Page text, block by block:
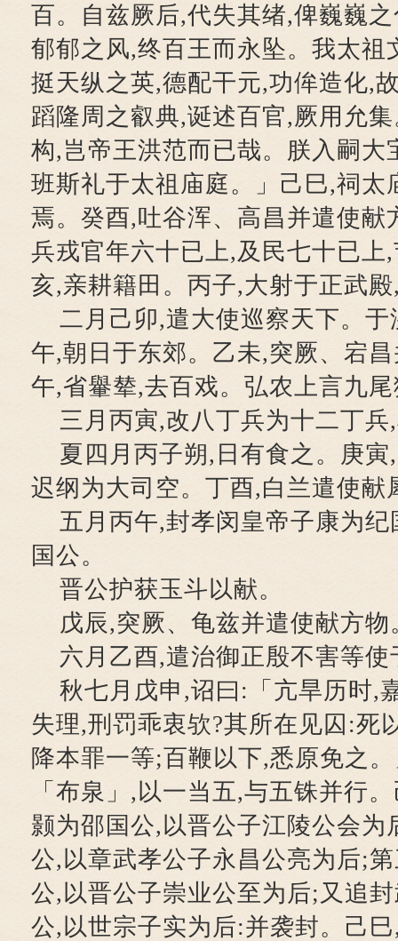
百。自兹厥后,代失其绪,俾巍巍
郁郁之风,终百王而永坠。我太祖
挺天纵之英,德配干元,功侔造化,
蹈隆周之叡典,诞述百官,厥用允
构,岂帝王洪范而已哉。朕入嗣大
班斯礼于太祖庙庭。」己巳,祠太
焉。癸酉,吐谷浑、高昌并遣使献
兵戎官年六十已上,及民七十已上
亥,亲耕籍田。丙子,大射于正武
二月己卯,遣大使巡察天下。
午,朝日于东郊。乙未,突厥、宕
午,省轝辇,去百戏。弘农上言九
三月丙寅,改八丁兵为十二丁
夏四月丙子朔,日有食之。庚
迟纲为大司空。丁酉,白兰遣使献
五月丙午,封孝闵皇帝子康为
国公。
晋公护获玉斗以献。
戊辰,突厥、龟兹并遣使献方物
六月乙酉,遣治御正殷不害等使
秋七月戊申,诏曰:「亢旱历时,
失理,刑罚乖衷欤?其所在见囚:死
降本罪一等;百鞭以下,悉原免之
「布泉」,以一当五,与五铢并行
颢为邵国公,以晋公子江陵公会为
公,以章武孝公子永昌公亮为后;
公,以晋公子崇业公至为后;又追
公,以世宗子实为后:并袭封。己